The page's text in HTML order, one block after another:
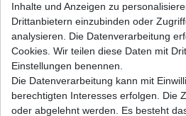
* inkl. ges. MwSt. zzgl.Versandkosten
Beschreibung
Inhalte und Anzeigen zu
Drittanbietern einzubinden oder
analysieren. Die Datenverarbeitung
Cookies. Wir teilen diese Daten mit
Einstellungen benennen.
Die Datenverarbeitung kann mit
berechtigten Interesses erfolgen. Die
oder abgelehnt werden. Es besteht